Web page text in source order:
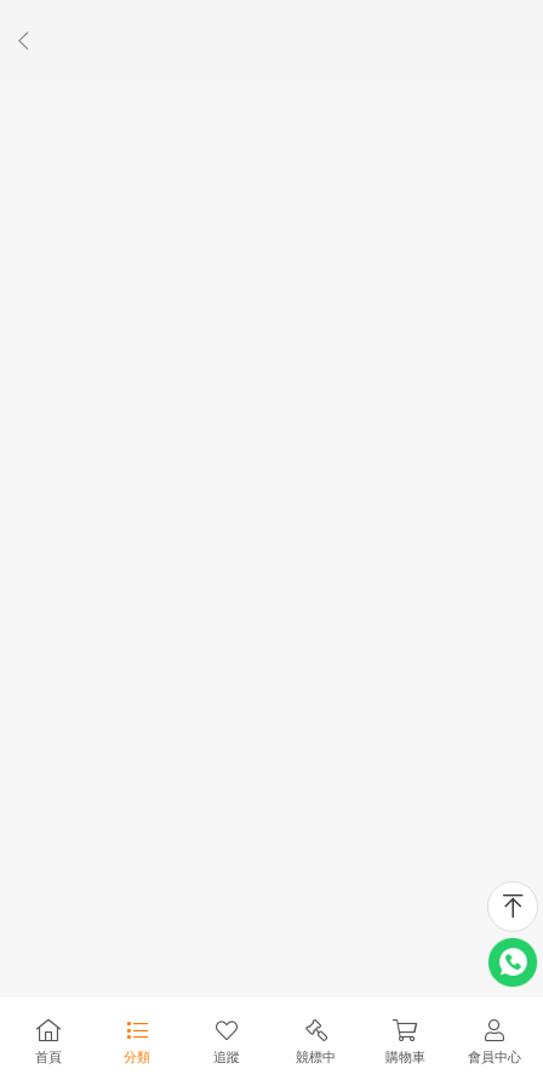
首頁 分類 追蹤 競標中 購物車 會員中心